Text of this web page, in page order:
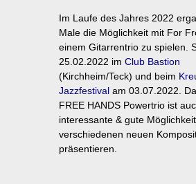
Im Laufe des Jahres 2022
Male die Möglichkeit mit For
einem Gitarrentrio zu spielen.
25.02.2022 im Club Bastion
(Kirchheim/Teck) und beim
Jazzfestival am 03.07.2022.
FREE HANDS Powertrio ist
interessante & gute
verschiedenen neuen
präsentieren.